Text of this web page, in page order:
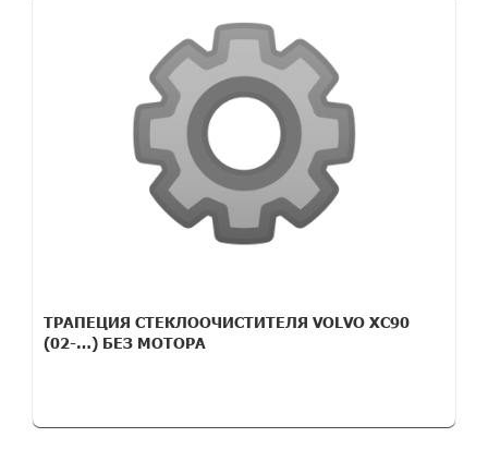
ТРАПЕЦИЯ СТЕКЛООЧИСТИТЕЛЯ VOLVO XC90
(02-…) БЕЗ МОТОРА